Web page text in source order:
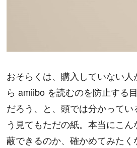
おそらくは、購入していない
ら amiibo を読むのを防止する
だろう、と、頭では分かって
う見てもただの紙。本当にこ
蔽できるのか、確かめてみたく